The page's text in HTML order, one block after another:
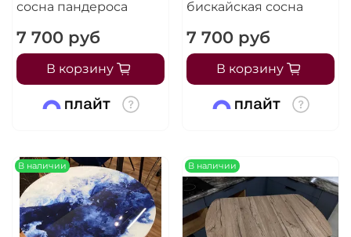
сосна пандероса
7 700 руб
В корзину
бискайская сосна
7 700 руб
В корзину
В наличии В наличии